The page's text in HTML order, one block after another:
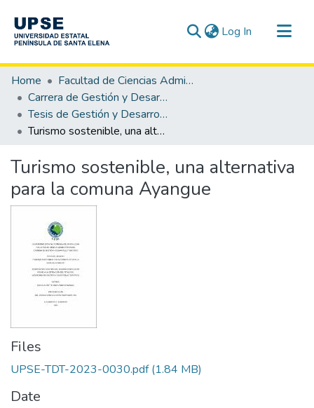
Log In (current)
Communities & Collections
All of DSpace
Statistics
Home
Facultad de Ciencias Administrativas
Carrera de Gestión y Desarrollo Turístico
Tesis de Gestión y Desarrollo Turístico
Turismo sostenible, una alternativa para la comuna Ayangue
Turismo sostenible, una alternativa
para la comuna Ayangue
Files
UPSE-TDT-2023-0030.pdf(1.84 MB)
Date